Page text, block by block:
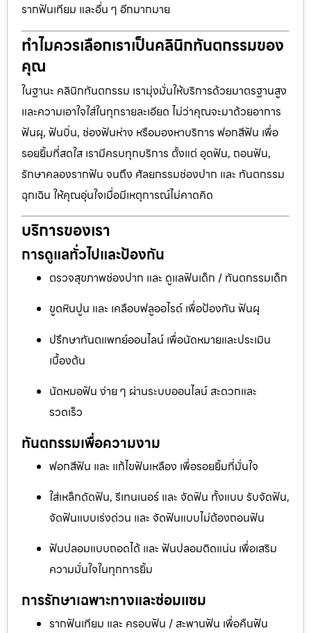
รากฟันเทียม และอื่น ๆ อีกมากมาย
ทำไมควรเลือกเราเป็นคลินิกทันตกรรมของ
คุณ
ในฐานะ คลินิกทันตกรรม เรามุ่งมั่นให้บริการด้วยมาตรฐานสูง
และความเอาใจใส่ในทุกรายละเอียด ไม่ว่าคุณจะมาด้วยอาการ
ฟันผุ, ฟันบิ่น, ช่องฟันห่าง หรือมองหาบริการ ฟอกสีฟัน เพื่อ
รอยยิ้มที่สดใส เรามีครบทุกบริการ ตั้งแต่ อุดฟัน, ถอนฟัน,
รักษาคลองรากฟัน จนถึง ศัลยกรรมช่องปาก และ ทันตกรรม
ฉุกเฉิน ให้คุณอุ่นใจเมื่อมีเหตุการณ์ไม่คาดคิด
บริการของเรา
การดูแลทั่วไปและป้องกัน
ตรวจสุขภาพช่องปาก และ ดูแลฟันเด็ก / ทันตกรรมเด็ก
ขูดหินปูน และ เคลือบฟลูออไรด์ เพื่อป้องกัน ฟันผุ
ปรึกษาทันตแพทย์ออนไลน์ เพื่อนัดหมายและประเมิน
เบื้องต้น
นัดหมอฟัน ง่าย ๆ ผ่านระบบออนไลน์ สะดวกและ
รวดเร็ว
ทันตกรรมเพื่อความงาม
ฟอกสีฟัน และ แก้ไขฟันเหลือง เพื่อรอยยิ้มที่มั่นใจ
ใส่เหล็กดัดฟัน, รีเทนเนอร์ และ จัดฟัน ทั้งแบบ รับจัดฟัน,
จัดฟันแบบเร่งด่วน และ จัดฟันแบบไม่ต้องถอนฟัน
ฟันปลอมแบบถอดได้ และ ฟันปลอมติดแน่น เพื่อเสริม
ความมั่นใจในทุกการยิ้ม
การรักษาเฉพาะทางและซ่อมแซม
รากฟันเทียม และ ครอบฟัน / สะพานฟัน เพื่อคืนฟัน